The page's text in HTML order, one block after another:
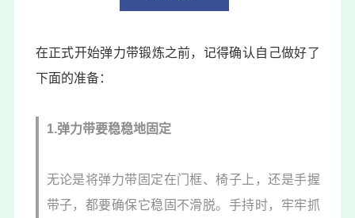
在正式开始弹力带锻炼之前，记得确认自己做好了
下面的准备：
1.弹力带要稳稳地固定
无论是将弹力带固定在门框、椅子上，还是手握
带子，都要确保它稳固不滑脱。手持时，牢牢抓